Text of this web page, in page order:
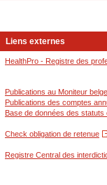
Liens externes
HealthPro - Registre des
Publications au Moniteur belge
Publications des comptes
Base de données des
Check obligation de retenue
Registre Central des